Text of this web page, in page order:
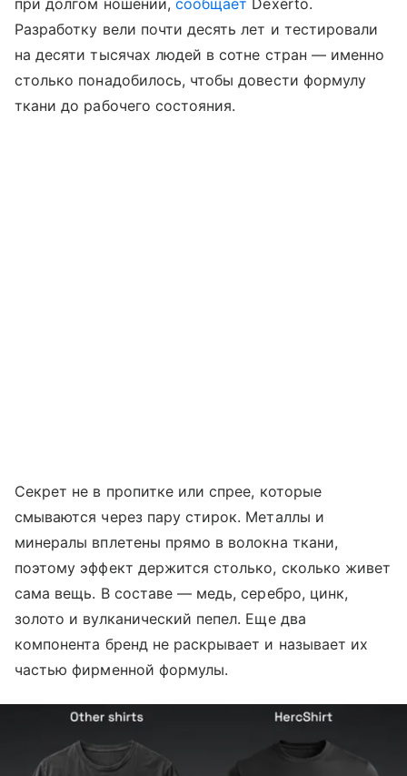
Разработку вели почти десять лет и тестировали
на десяти тысячах людей в сотне стран — именно
столько понадобилось, чтобы довести формулу
ткани до рабочего состояния.
Секрет не в пропитке или спрее, которые
смываются через пару стирок. Металлы и
минералы вплетены прямо в волокна ткани,
поэтому эффект держится столько, сколько живет
сама вещь. В составе — медь, серебро, цинк,
золото и вулканический пепел. Еще два
компонента бренд не раскрывает и называет их
частью фирменной формулы.